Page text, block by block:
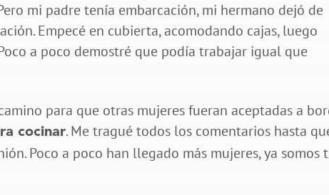
mi padre tenía embarcación, mi hermano dejó de
Empecé en cubierta, acomodando cajas, luego
a poco demostré que podía trabajar igual que
para que otras mujeres fueran aceptadas a
cocinar. Me tragué todos los comentarios hasta
Poco a poco han llegado más mujeres, ya somos